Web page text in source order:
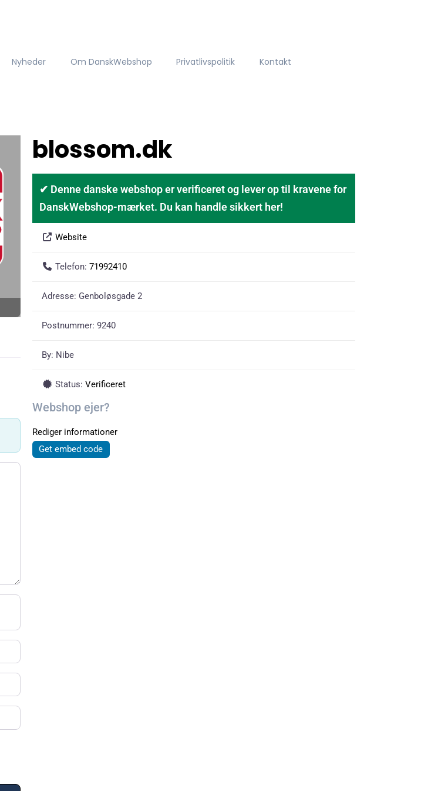
Nyheder Om DanskWebshop Privatlivspolitik Kontakt
blossom.dk
✔ Denne danske webshop er verificeret og lever op til kravene for
DanskWebshop-mærket. Du kan handle sikkert her!
Website
Telefon: 71992410
Adresse: Genboløsgade 2
Postnummer: 9240
By: Nibe
Status: Verificeret
Webshop ejer?
Rediger informationer
Get embed code